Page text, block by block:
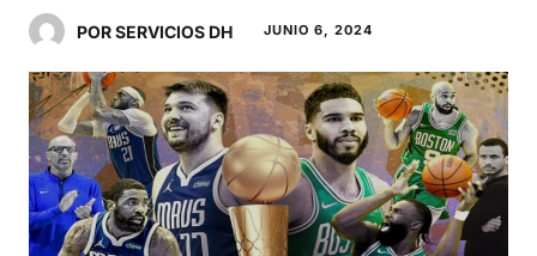
POR SERVICIOS DH JUNIO 6, 2024